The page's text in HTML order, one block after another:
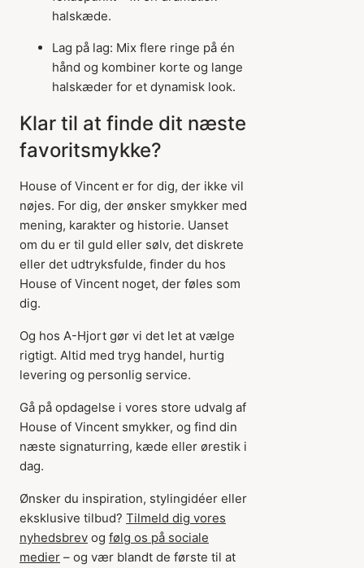
halskæde.
Lag på lag: Mix flere ringe på én
hånd og kombiner korte og lange
halskæder for et dynamisk look.
Klar til at finde dit næste
favoritsmykke?
House of Vincent er for dig, der ikke vil
nøjes. For dig, der ønsker smykker med
mening, karakter og historie. Uanset
om du er til guld eller sølv, det diskrete
eller det udtryksfulde, finder du hos
House of Vincent noget, der føles som
dig.
Og hos A-Hjort gør vi det let at vælge
rigtigt. Altid med tryg handel, hurtig
levering og personlig service.
Gå på opdagelse i vores store udvalg af
House of Vincent smykker, og find din
næste signaturring, kæde eller ørestik i
dag.
Ønsker du inspiration, stylingidéer eller
eksklusive tilbud? Tilmeld dig vores
nyhedsbrev og følg os på sociale
medier – og vær blandt de første til at